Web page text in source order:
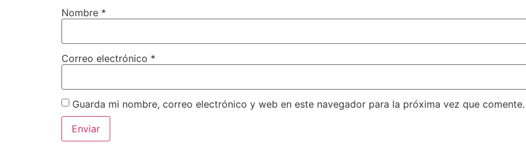
Nombre *
Correo electrónico *
Guarda mi nombre, correo electrónico y web en este navegador para la próxima vez que comente.